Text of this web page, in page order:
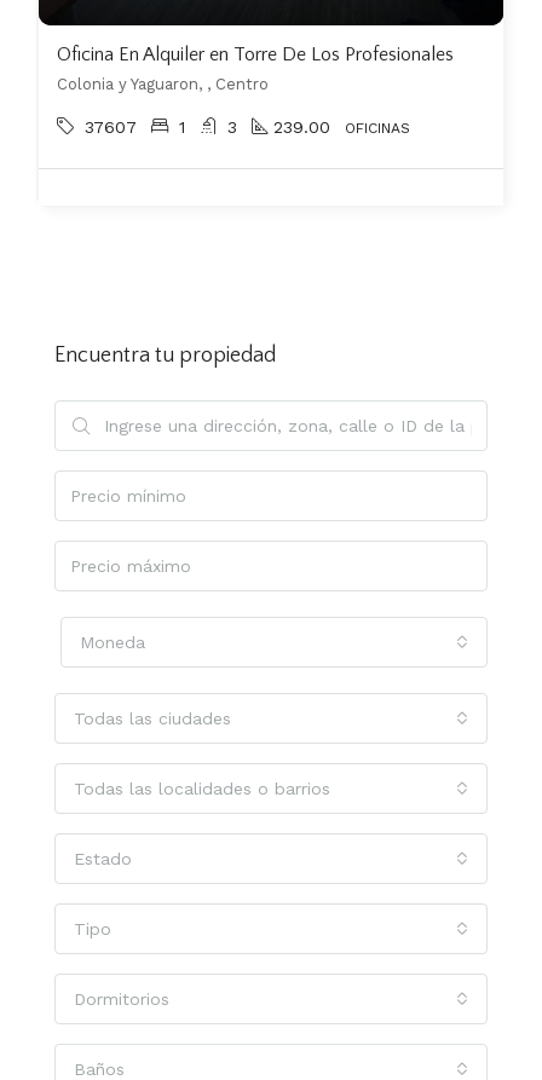
Oficina En Alquiler en Torre De Los Profesionales
Colonia y Yaguaron, , Centro
37607 1 3 239.00 OFICINAS
Encuentra tu propiedad
Moneda
Todas las ciudades
Todas las localidades o barrios
Estado
Tipo
Dormitorios
Baños